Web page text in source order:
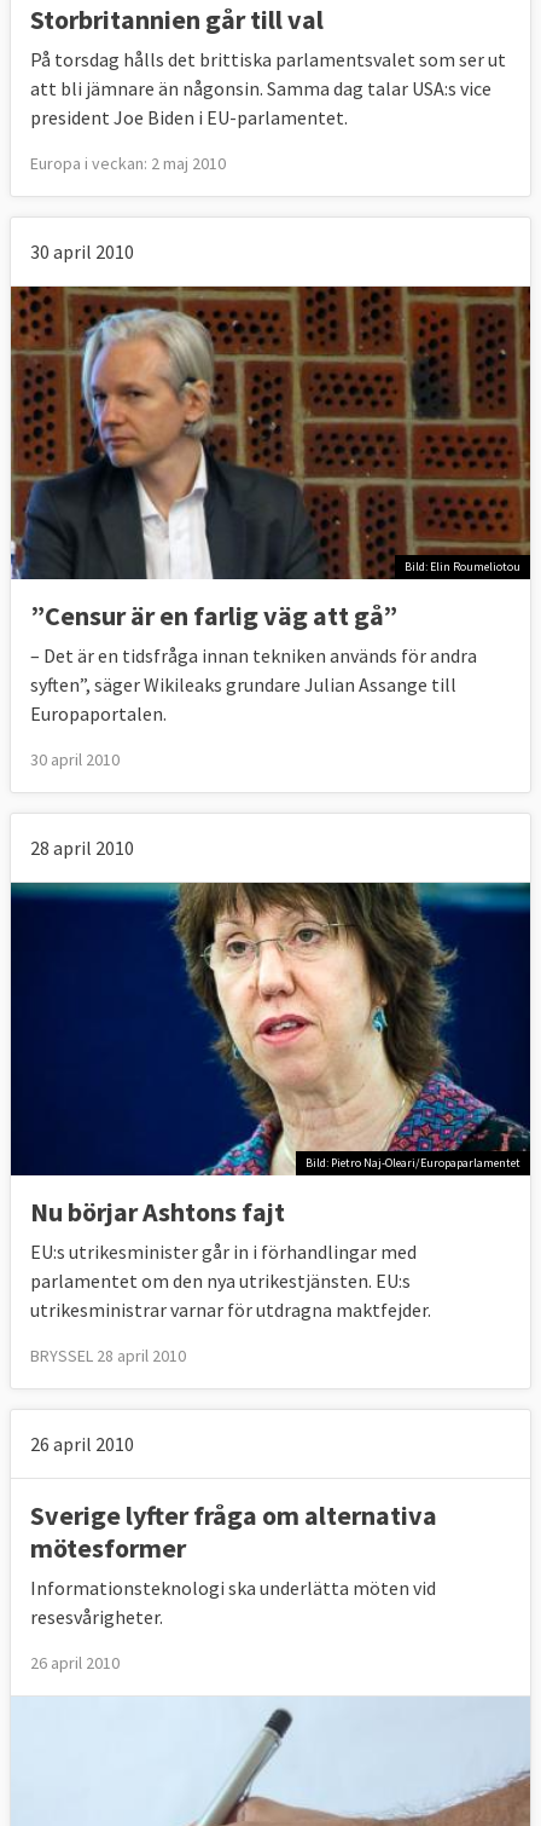
Storbritannien går till val
På torsdag hålls det brittiska parlamentsvalet som ser ut
att bli jämnare än någonsin. Samma dag talar USA:s vice
president Joe Biden i EU-parlamentet.
Europa i veckan: 2 maj 2010
30 april 2010
Bild: Elin Roumeliotou
”Censur är en farlig väg att gå”
– Det är en tidsfråga innan tekniken används för andra
syften”, säger Wikileaks grundare Julian Assange till
Europaportalen.
30 april 2010
28 april 2010
Bild: Pietro Naj-Oleari/Europaparlamentet
Nu börjar Ashtons fajt
EU:s utrikesminister går in i förhandlingar med
parlamentet om den nya utrikestjänsten. EU:s
utrikesministrar varnar för utdragna maktfejder.
BRYSSEL 28 april 2010
26 april 2010
Sverige lyfter fråga om alternativa
mötesformer
Informationsteknologi ska underlätta möten vid
resesvårigheter.
26 april 2010